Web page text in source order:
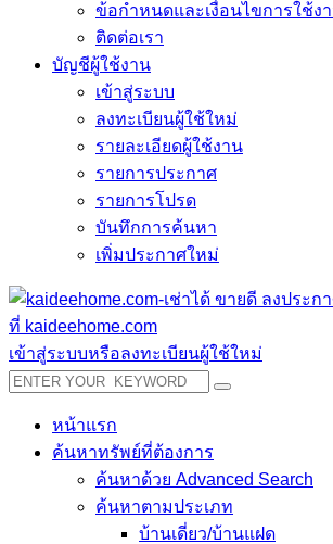
ข้อกำหนดและเงื่อนไขการใช้ง
ติดต่อเรา
บัญชีผู้ใช้งาน
เข้าสู่ระบบ
ลงทะเบียนผู้ใช้ใหม่
รายละเอียดผู้ใช้งาน
รายการประกาศ
รายการโปรด
บันทึกการค้นหา
เพิ่มประกาศใหม่
เข้าสู่ระบบหรือลงทะเบียนผู้ใช้ใหม่
หน้าแรก
ค้นหาทรัพย์ที่ต้องการ
ค้นหาด้วย Advanced Search
ค้นหาตามประเภท
บ้านเดี่ยว/บ้านแฝด